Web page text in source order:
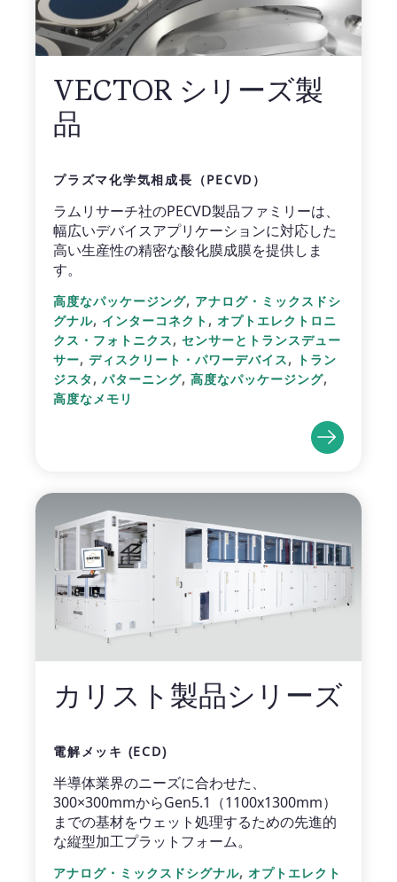
VECTOR シリーズ製
品
プラズマ化学気相成長（PECVD）
ラムリサーチ社のPECVD製品ファミリーは、
幅広いデバイスアプリケーションに対応した
高い生産性の精密な酸化膜成膜を提供しま
す。
高度なパッケージング, アナログ・ミックスドシ
グナル, インターコネクト , オプトエレクトロニ
クス・フォトニクス, センサーとトランスデュー
サー, ディスクリート・パワーデバイス,
トラン
ジスタ , パターニング, 高度なパッケージング,
高度なメモリ
カリスト製品シリーズ
電解メッキ (ECD)
半導体業界のニーズに合わせた、
300×300mmからGen5.1（1100x1300mm）
までの基材をウェット処理するための先進的
な縦型加工プラットフォーム。
アナログ・ミックスドシグナル, オプトエレクト